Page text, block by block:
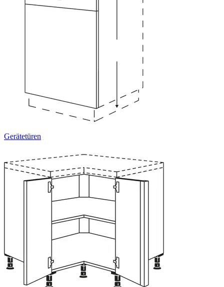
Gerätetüren